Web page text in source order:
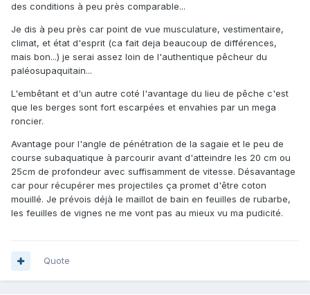
des conditions à peu près comparable...
Je dis à peu près car point de vue musculature, vestimentaire,
climat, et état d'esprit (ca fait deja beaucoup de différences,
mais bon...) je serai assez loin de l'authentique pêcheur du
paléosupaquitain...
L'embêtant et d'un autre coté l'avantage du lieu de pêche c'est
que les berges sont fort escarpées et envahies par un mega
roncier.
Avantage pour l'angle de pénétration de la sagaie et le peu de
course subaquatique à parcourir avant d'atteindre les 20 cm ou
25cm de profondeur avec suffisamment de vitesse. Désavantage
car pour récupérer mes projectiles ça promet d'être coton
mouillé. Je prévois déjà le maillot de bain en feuilles de rubarbe,
les feuilles de vignes ne me vont pas au mieux vu ma pudicité.
Quote